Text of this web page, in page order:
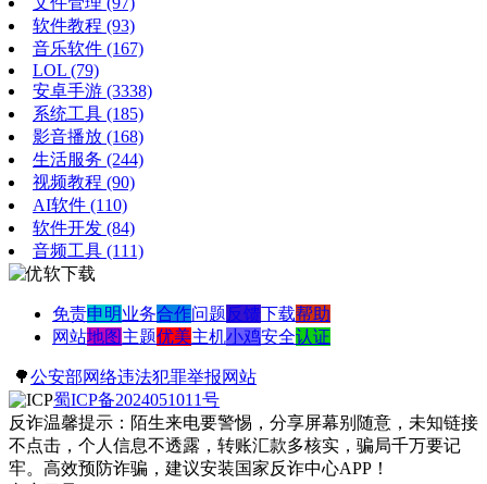
软件教程 (93)
音乐软件 (167)
LOL (79)
安卓手游 (3338)
系统工具 (185)
影音播放 (168)
生活服务 (244)
视频教程 (90)
AI软件 (110)
软件开发 (84)
音频工具 (111)
免责申明业务合作问题反馈下载帮助
网站地图 主题优美主机小鸡安全认证
🌳公安部网络违法犯罪举报网站
蜀ICP备2024051011号
反诈温馨提示：陌生来电要警惕，分享屏幕别随意，未知链接
不点击，个人信息不透露，转账汇款多核实，骗局千万要记
牢。高效预防诈骗，建议安装国家反诈中心APP！